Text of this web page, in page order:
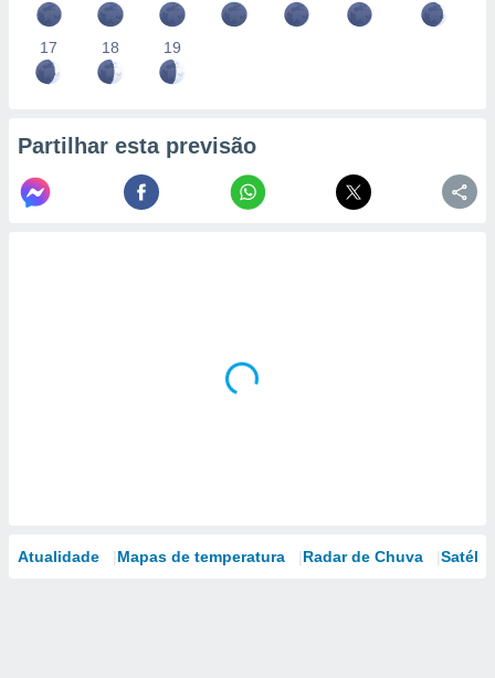
17 18 19
Partilhar esta previsão
Atualidade Mapas de temperatura Radar de Chuva